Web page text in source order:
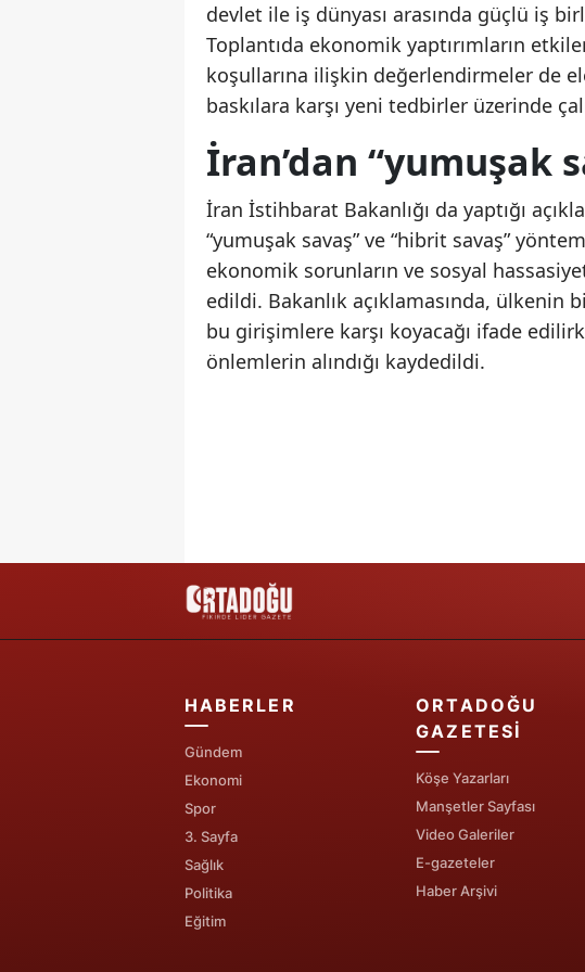
devlet ile iş dünyası arasında güçlü iş
Toplantıda ekonomik yaptırımların
koşullarına ilişkin değerlendirmeler de
baskılara karşı yeni tedbirler üzerinde
İran’dan “yumuşak
İran İstihbarat Bakanlığı da yaptığı
“yumuşak savaş” ve “hibrit savaş”
ekonomik sorunların ve sosyal
edildi. Bakanlık açıklamasında, ülkenin
bu girişimlere karşı koyacağı ifade
önlemlerin alındığı kaydedildi.
HABERLER
Gündem
Ekonomi
Spor
3. Sayfa
Sağlık
Politika
Eğitim
ORTADOĞU
GAZETESI
Köşe Yazarları
Manşetler Sayfası
Video Galeriler
E-gazeteler
Haber Arşivi